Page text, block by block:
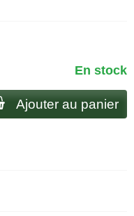
En stock
Ajouter au panier